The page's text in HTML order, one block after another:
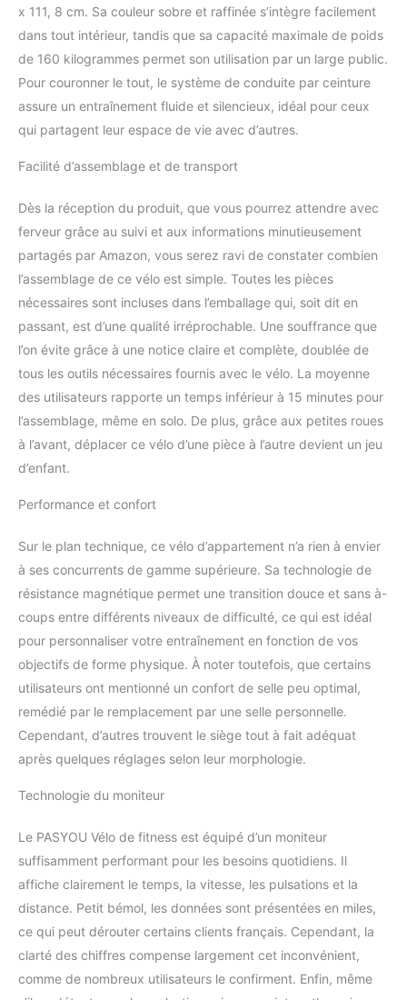
ceinture de fréquence cardiaque : le moniteur
LCD sur le vélo d'exercice peut suivre en
temps réel le temps d'entraînement, la
vitesse, la distance, le compteur kilométrique
et les calories brûlées. Avec cette connexion
d'écran LCD et bande de fréquence
cardiaque, vous pouvez amener vos
entraînements de fitness ou sportifs à un
nouveau niveau vous permettant de surveiller
plus précise. Service client 24/7 et 1 an de
garantie : nous sommes fiers de notre
excellent service client. Notre équipe est à
votre disposition 24 heures sur 24 pour vous
aider si vous avez des questions ou des
problèmes. En outre, nous offrons une
garantie d'un an sur ce vélo de fitness pour
vous offrir une expérience d'entraînement
sans soucis.
x 111, 8 cm. Sa couleur sobre et raffinée s’intègre facilement
dans tout intérieur, tandis que sa capacité maximale de poids
de 160 kilogrammes permet son utilisation par un large public.
Pour couronner le tout, le système de conduite par ceinture
assure un entraînement fluide et silencieux, idéal pour ceux
qui partagent leur espace de vie avec d’autres.
Facilité d’assemblage et de transport
Dès la réception du produit, que vous pourrez attendre avec
ferveur grâce au suivi et aux informations minutieusement
partagés par Amazon, vous serez ravi de constater combien
l’assemblage de ce vélo est simple. Toutes les pièces
nécessaires sont incluses dans l’emballage qui, soit dit en
passant, est d’une qualité irréprochable. Une souffrance que
l’on évite grâce à une notice claire et complète, doublée de
tous les outils nécessaires fournis avec le vélo. La moyenne
des utilisateurs rapporte un temps inférieur à 15 minutes pour
l’assemblage, même en solo. De plus, grâce aux petites roues
à l’avant, déplacer ce vélo d’une pièce à l’autre devient un jeu
d’enfant.
Performance et confort
Sur le plan technique, ce vélo d’appartement n’a rien à envier
à ses concurrents de gamme supérieure. Sa technologie de
résistance magnétique permet une transition douce et sans à-
coups entre différents niveaux de difficulté, ce qui est idéal
pour personnaliser votre entraînement en fonction de vos
objectifs de forme physique. À noter toutefois, que certains
utilisateurs ont mentionné un confort de selle peu optimal,
remédié par le remplacement par une selle personnelle.
Cependant, d’autres trouvent le siège tout à fait adéquat
après quelques réglages selon leur morphologie.
Technologie du moniteur
Le PASYOU Vélo de fitness est équipé d’un moniteur
suffisamment performant pour les besoins quotidiens. Il
affiche clairement le temps, la vitesse, les pulsations et la
distance. Petit bémol, les données sont présentées en miles,
ce qui peut dérouter certains clients français. Cependant, la
clarté des chiffres compense largement cet inconvénient,
comme de nombreux utilisateurs le confirment. Enfin, même